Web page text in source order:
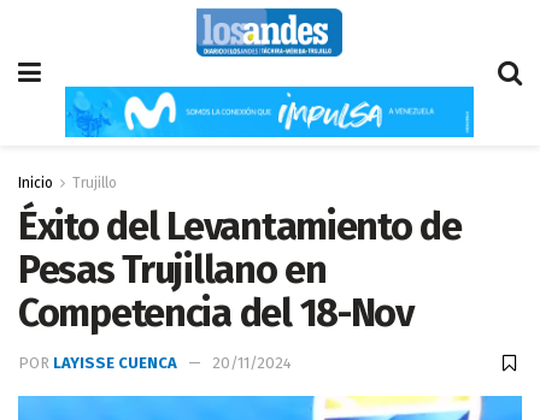
Inicio Trujillo
Éxito del Levantamiento de
Pesas Trujillano en
Competencia del 18-Nov
POR LAYISSE CUENCA 20/11/2024